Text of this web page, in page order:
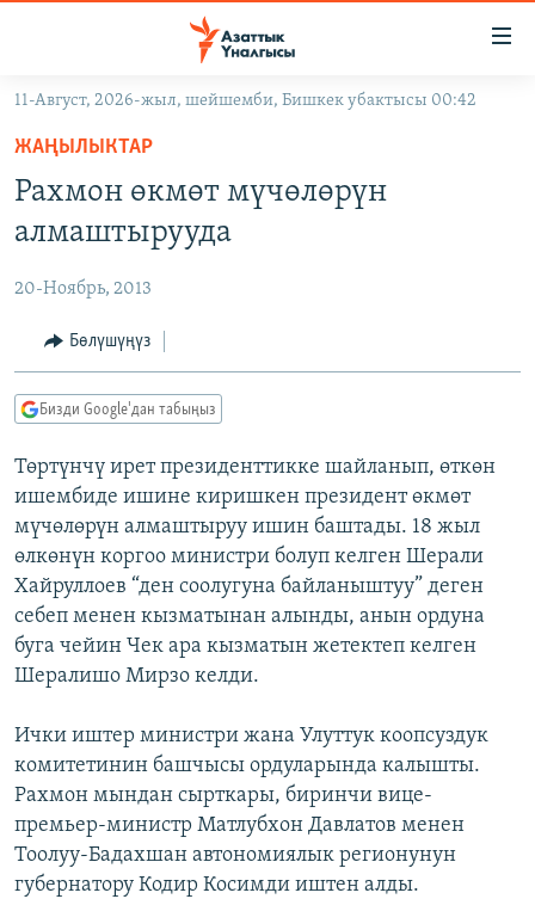
Навигацияга
өтүңүз
Издөөгө
салыңыз
ЭКОНОМИКА
МАДАНИЯТ
БОРБОР АЗИЯ
АТАЙЫН ИЛИКТӨӨ
ТВ ПРОГРАММАЛАР
ЭКСПЕРТТЕР ТАЛДАЙТ
БИЗ ЖАНА ДҮЙНӨ
ЭЖЕ-СИҢДИЛЕР
АЗАТТЫК+
ЫҢГАЙСЫЗ СУРООЛОР
ӨЗГӨЧӨ ПИКИР
Русский
ОНЛАЙН ШЕРИНЕ
11-Август, 2026-жыл, шейшемби, Бишкек убактысы 00:42
ЖАҢЫЛЫКТАР
Рахмон өкмөт мүчөлөрүн
алмаштырууда
20-Ноябрь, 2013
Бөлүшүңүз
Бизди Google'дан табыңыз
Төртүнчү ирет президенттикке шайланып, өткөн
ишембиде ишине киришкен президент өкмөт
мүчөлөрүн алмаштыруу ишин баштады. 18 жыл
өлкөнүн коргоо министри болуп келген Шерали
Хайруллоев “ден соолугуна байланыштуу” деген
себеп менен кызматынан алынды, анын ордуна
буга чейин Чек ара кызматын жетектеп келген
Шералишо Мирзо келди.
Ички иштер министри жана Улуттук коопсуздук
комитетинин башчысы ордуларында калышты.
Рахмон мындан сырткары, биринчи вице-
премьер-министр Матлубхон Давлатов менен
Тоолуу-Бадахшан автономиялык регионунун
губернатору Кодир Косимди иштен алды.